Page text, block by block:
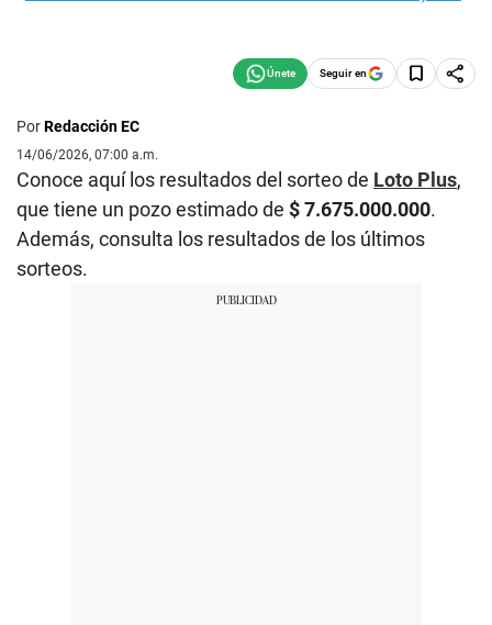
Seguir en
PorRedacción EC
14/06/2026, 07:00 a.m.
Conoce aquí los resultados del sorteo de Loto Plus,
que tiene un pozo estimado de $ 7.675.000.000.
Además, consulta los resultados de los últimos
sorteos.